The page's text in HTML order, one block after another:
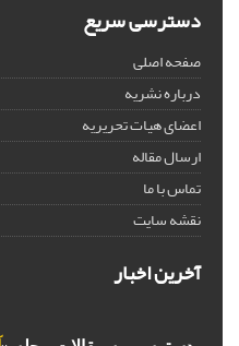
دسترسی سریع
صفحه اصلی
درباره نشریه
اعضای هیات تحریریه
ارسال مقاله
تماس با ما
نقشه سایت
آخرین اخبار